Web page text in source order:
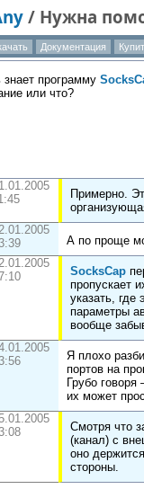
/ Нужна
Документация
знает программу
или что?
Примерно.
А по проще
SocksCap
пропускает
указать, где
параметры
вообще
Я плохо
портов на
Грубо
их может
Смотря что
(канал) с
оно
стороны.